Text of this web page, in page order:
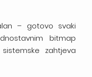
– gotovo svaki
bitmap
zahtjeva